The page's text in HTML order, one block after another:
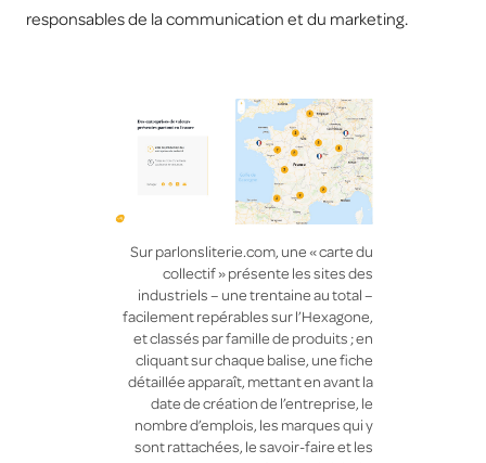
responsables de la communication et du marketing.
Sur parlonsliterie.com, une « carte du
collectif » présente les sites des
industriels – une trentaine au total –
facilement repérables sur l’Hexagone,
et classés par famille de produits ; en
cliquant sur chaque balise, une fiche
détaillée apparaît, mettant en avant la
date de création de l’entreprise, le
nombre d’emplois, les marques qui y
sont rattachées, le savoir-faire et les